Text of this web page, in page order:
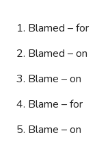
Blamed – for
Blamed – on
Blame – on
Blame – for
Blame – on